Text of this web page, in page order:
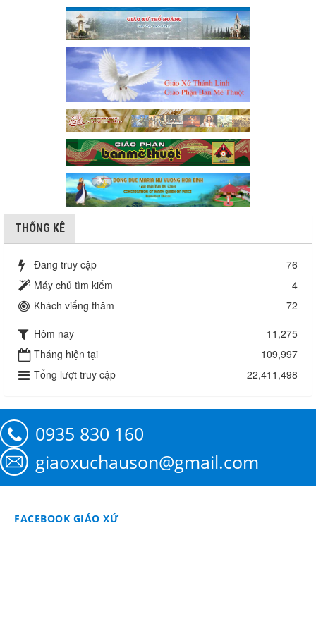
THỐNG KÊ
Đang truy cập
76
Máy chủ tìm kiếm
4
Khách viếng thăm
72
Hôm nay
11,275
Tháng hiện tại
109,997
Tổng lượt truy cập
22,411,498
0935 830 160
giaoxuchauson@gmail.com
FACEBOOK GIÁO XỨ